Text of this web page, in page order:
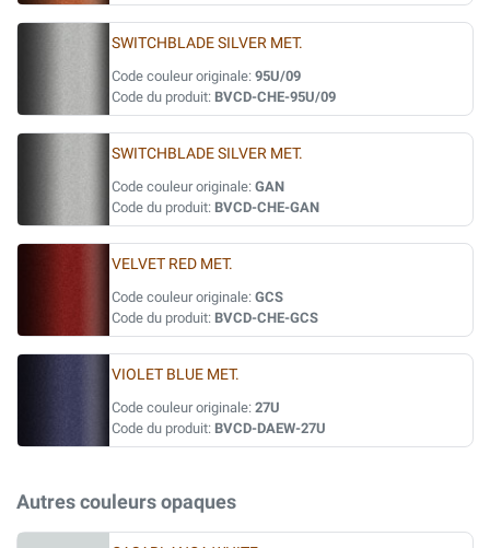
SWITCHBLADE SILVER MET.
Code couleur originale: 95U/09
Code du produit: BVCD-CHE-95U/09
SWITCHBLADE SILVER MET.
Code couleur originale: GAN
Code du produit: BVCD-CHE-GAN
VELVET RED MET.
Code couleur originale: GCS
Code du produit: BVCD-CHE-GCS
VIOLET BLUE MET.
Code couleur originale: 27U
Code du produit: BVCD-DAEW-27U
Autres couleurs opaques